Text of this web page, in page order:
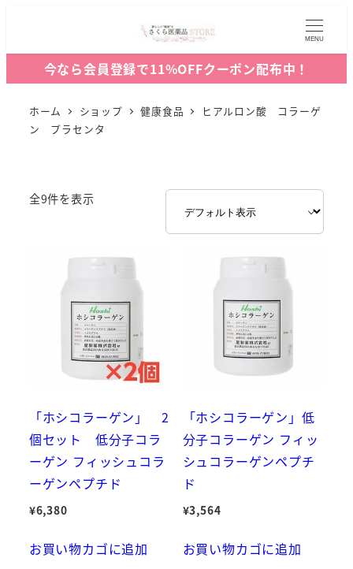
MENU
今なら会員登録で11%OFFクーポン配布中！
ホーム ショップ 健康食品
ヒアルロン酸 コラーゲ
ン プラセンタ
全9件を表示
「ホシコラーゲン」 2
個セット 低分子コラ
ーゲン フィッシュコラ
ーゲンペプチド
¥6,380
お買い物カゴに追加
「ホシコラーゲン」低
分子コラーゲン フィッ
シュコラーゲンペプチ
ド
¥3,564
お買い物カゴに追加